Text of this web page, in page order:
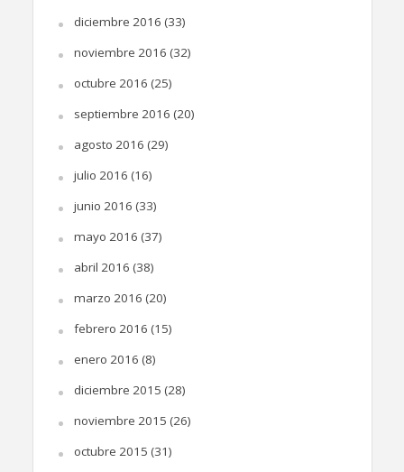
diciembre 2016 (33)
noviembre 2016 (32)
octubre 2016 (25)
septiembre 2016 (20)
agosto 2016 (29)
julio 2016 (16)
junio 2016 (33)
mayo 2016 (37)
abril 2016 (38)
marzo 2016 (20)
febrero 2016 (15)
enero 2016 (8)
diciembre 2015 (28)
noviembre 2015 (26)
octubre 2015 (31)